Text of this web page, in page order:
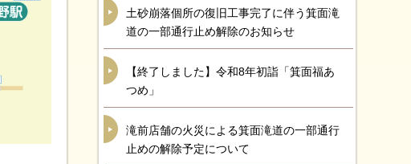
土砂崩落個所の復旧工事完了に伴う箕面滝
道の一部通行止め解除のお知らせ
【終了しました】令和8年初詣「箕面福あ
つめ」
滝前店舗の火災による箕面滝道の一部通行
止めの解除予定について